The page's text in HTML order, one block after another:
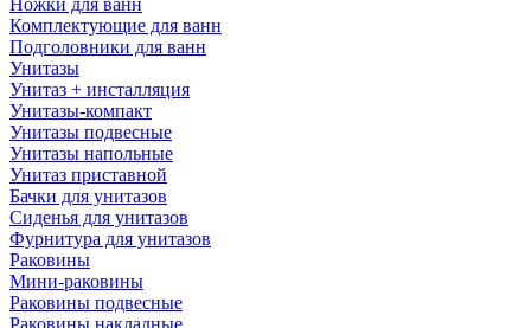
Ножки для ванн
Комплектующие для ванн
Подголовники для ванн
Унитазы
Унитаз + инсталляция
Унитазы-компакт
Унитазы подвесные
Унитазы напольные
Унитаз приставной
Бачки для унитазов
Сиденья для унитазов
Фурнитура для унитазов
Раковины
Мини-раковины
Раковины подвесные
Раковины накладные